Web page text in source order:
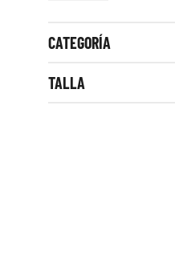
Close filters
CATEGORÍA
TALLA